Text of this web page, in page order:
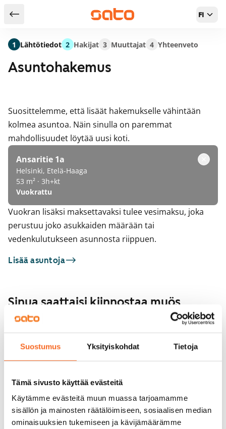
Suostumus Yksityiskohdat Tietoja
Tämä sivusto käyttää evästeitä
Käytämme evästeitä muun muassa tarjoamamme
sisällön ja mainosten räätälöimiseen, sosiaalisen median
ominaisuuksien tukemiseen ja kävijämäärämme
Takaisin hakutuloksiin FI
Asuntohakemus
Suosittelemme, että lisäät hakemukselle vähintään
kolmea asuntoa. Näin sinulla on paremmat
mahdollisuudet löytää uusi koti.
Ansaritie 1a
Helsinki, Etelä-Haaga
53 m² · 3h+kt
Vuokrattu
Vuokran lisäksi maksettavaksi tulee vesimaksu, joka
perustuu joko asukkaiden määrään tai
vedenkulutukseen asunnosta riippuen.
Lisää asuntoja
Sinua saattaisi kiinnostaa myös
Näyttelijäntie 24
Helsinki, Pohjois-Haaga
Vapautumassa 1.9.
1 Lähtötiedot 2 Hakijat 3 Muuttajat 4 Yhteenveto